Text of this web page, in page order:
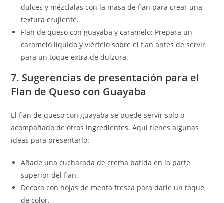
dulces y mézclalas con la masa de flan para crear una
textura crujiente.
Flan de queso con guayaba y caramelo: Prepara un
caramelo líquido y viértelo sobre el flan antes de servir
para un toque extra de dulzura.
7. Sugerencias de presentación para el
Flan de Queso con Guayaba
El flan de queso con guayaba se puede servir solo o
acompañado de otros ingredientes. Aquí tienes algunas
ideas para presentarlo:
Añade una cucharada de crema batida en la parte
superior del flan.
Decora con hojas de menta fresca para darle un toque
de color.